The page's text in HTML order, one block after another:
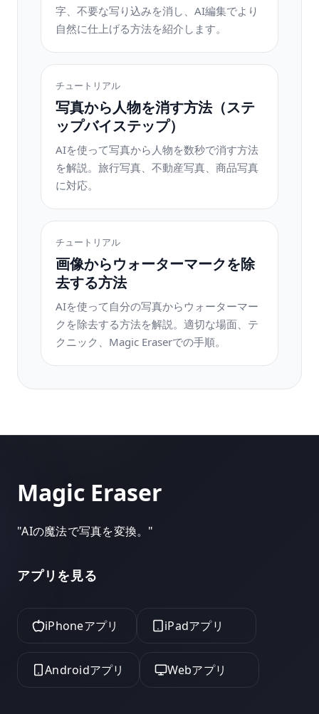
字、不要な写り込みを消し、AI編集でより
自然に仕上げる方法を紹介します。
チュートリアル
写真から人物を消す方法（ステ
ップバイステップ）
AIを使って写真から人物を数秒で消す方法
を解説。旅行写真、不動産写真、商品写真
に対応。
チュートリアル
画像からウォーターマークを除
去する方法
AIを使って自分の写真からウォーターマー
クを除去する方法を解説。適切な場面、テ
クニック、Magic Eraserでの手順。
Magic Eraser
"AIの魔法で写真を変換。 "
アプリを見る
iPhoneアプリ iPadアプリ
Androidアプリ Webアプリ